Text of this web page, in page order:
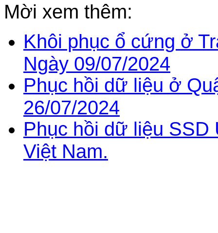
Mời xem thêm:
Khôi phục ổ cứng ở
Ngày 09/07/2024
Phục hồi dữ liệu ở
26/07/2024
Phục hồi dữ liệu SSD
Việt Nam.